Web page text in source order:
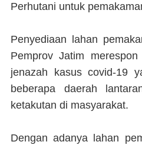
Perhutani untuk
Penyediaan lahan
Pemprov Jatim
jenazah kasus covid-19
beberapa daerah
ketakutan di masyarakat.
Dengan adanya lahan